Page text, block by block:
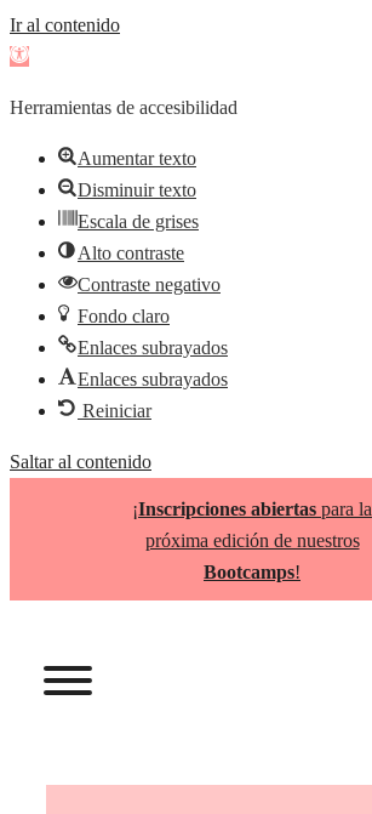
Ir al contenido
Abrir
de
herramientas
Herramientas de accesibilidad
Aumentar texto
Disminuir texto
Escala de grises
Alto contraste
Contraste negativo
Fondo claro
Enlaces subrayados
Enlaces subrayados
Reiniciar
Saltar al contenido
¡Inscripciones abiertas para la
próxima edición de nuestros
Bootcamps!